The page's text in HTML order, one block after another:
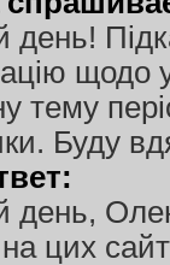
щодо
тему
Буду
день,
цих